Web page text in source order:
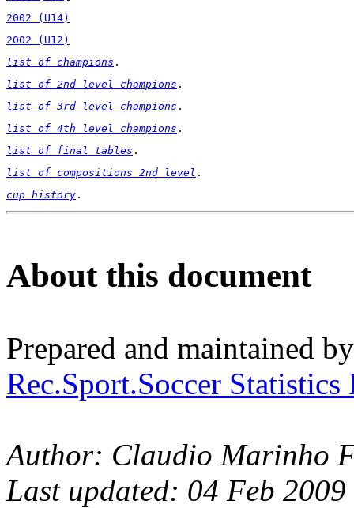
2002 (U14)
2002 (U12)
list of champions .
list of 2nd level champions .
list of 3rd level champions .
list of 4th level champions .
list of final tables .
list of compositions 2nd level .
cup history .
About this document
Prepared and maintained
Rec.Sport.Soccer
Author: Claudio Marinho
Last updated: 04 Feb 2009